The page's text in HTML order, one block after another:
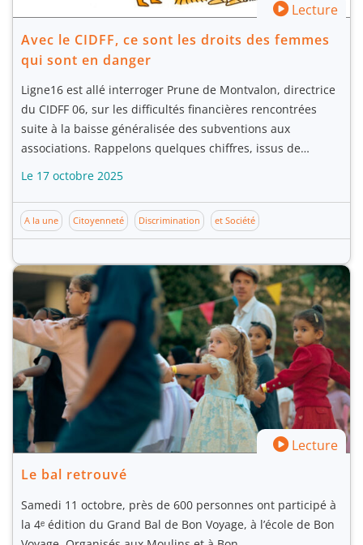
Lecture
Avec le CIDFF, ce sont les droits des femmes
qui sont en danger
Ligne16 est allé interroger Prune de Montvalon, directrice
du CIDFF 06, sur les difficultés financières rencontrées
suite à la baisse généralisée des subventions aux
associations. Rappelons quelques chiffres, issus de…
Le 17 octobre 2025
A la une Citoyenneté Discrimination et Société
Lecture
Le bal retrouvé
Samedi 11 octobre, près de 600 personnes ont participé à
la 4ᵉ édition du Grand Bal de Bon Voyage, à l’école de Bon